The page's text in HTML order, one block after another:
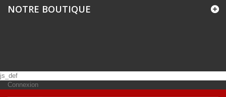
NOTRE BOUTIQUE
js_def
Connexion